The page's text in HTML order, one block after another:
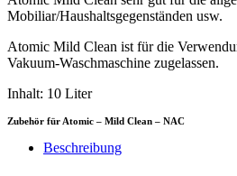
Mobiliar/Haushaltsgegenständen usw.
Atomic Mild Clean ist für die
Vakuum-Waschmaschine zugelassen.
Inhalt: 10 Liter
Zubehör für Atomic – Mild Clean – NAC
Beschreibung